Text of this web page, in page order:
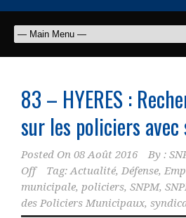
83 – HYERES :
sur les policiers
Posted On 08 Août 2016 By :
Off
Tag:Actualité, Défense,
municipale, policiers, SNPM,
des Policiers Municipaux,